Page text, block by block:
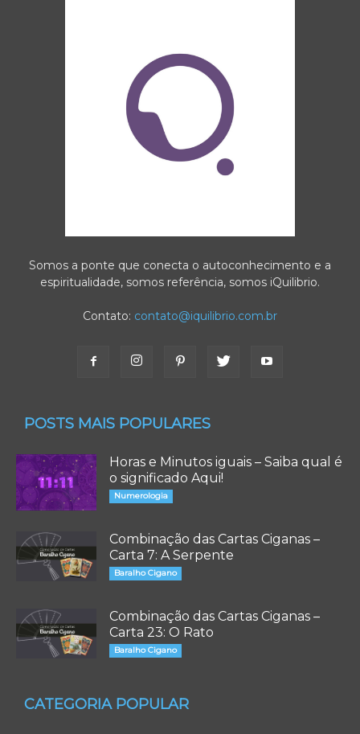
Somos a ponte que conecta o autoconhecimento e a
espiritualidade, somos referência, somos iQuilibrio.
Contato: contato@iquilibrio.com.br
POSTS MAIS POPULARES
Horas e Minutos iguais – Saiba qual é
o significado Aqui!
Numerologia
Combinação das Cartas Ciganas –
Carta 7: A Serpente
Baralho Cigano
Combinação das Cartas Ciganas –
Carta 23: O Rato
Baralho Cigano
CATEGORIA POPULAR